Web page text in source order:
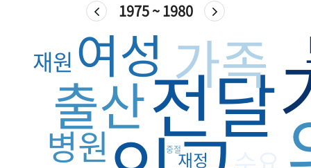
1975 ~ 1980
전달
가족
출산
여성
병원
재원
재정
중절